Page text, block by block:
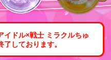
ドル×戦士 ミラクルちゅ
しております。